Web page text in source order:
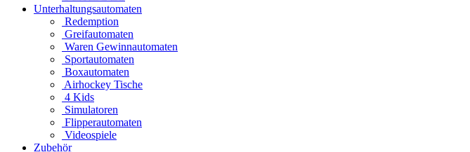
Unterhaltungsautomaten
Redemption
Greifautomaten
Waren Gewinnautomaten
Sportautomaten
Boxautomaten
Airhockey Tische
4 Kids
Simulatoren
Flipperautomaten
Videospiele
Zubehör